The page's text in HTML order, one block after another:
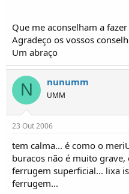
Que me aconselham a
Agradeço os vossos
Um abraço
N nunumm
UMM
23 Out 2006
tem calma... é como o
buracos não é muito grave,
ferrugem superficial... lixa
ferrugem...